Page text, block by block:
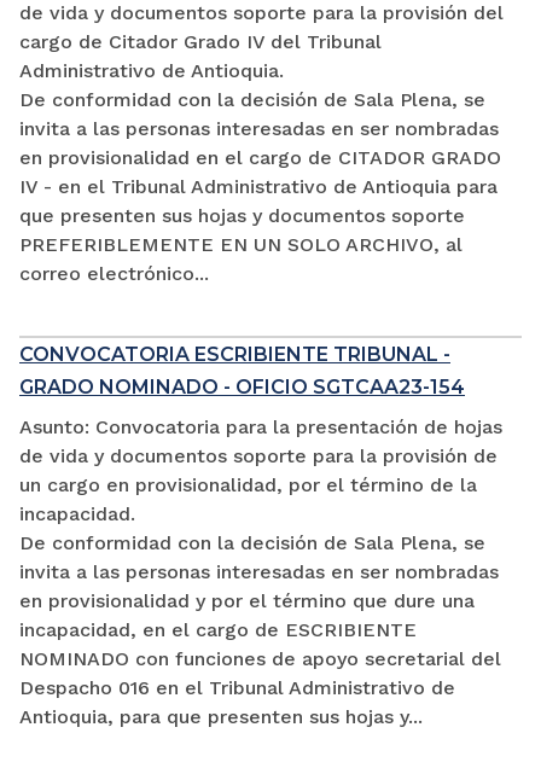
de vida y documentos soporte para la provisión del
cargo de Citador Grado IV del Tribunal
Administrativo de Antioquia.
De conformidad con la decisión de Sala Plena, se
invita a las personas interesadas en ser nombradas
en provisionalidad en el cargo de CITADOR GRADO
IV - en el Tribunal Administrativo de Antioquia para
que presenten sus hojas y documentos soporte
PREFERIBLEMENTE EN UN SOLO ARCHIVO, al
correo electrónico...
CONVOCATORIA ESCRIBIENTE TRIBUNAL -
GRADO NOMINADO - OFICIO SGTCAA23-154
Asunto: Convocatoria para la presentación de hojas
de vida y documentos soporte para la provisión de
un cargo en provisionalidad, por el término de la
incapacidad.
De conformidad con la decisión de Sala Plena, se
invita a las personas interesadas en ser nombradas
en provisionalidad y por el término que dure una
incapacidad, en el cargo de ESCRIBIENTE
NOMINADO con funciones de apoyo secretarial del
Despacho 016 en el Tribunal Administrativo de
Antioquia, para que presenten sus hojas y...